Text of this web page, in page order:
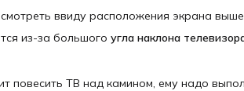
ввиду расположения экрана
из-за большого угла наклона
повесить ТВ над камином, ему надо